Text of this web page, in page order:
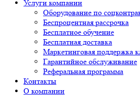
Услуги компании
Оборудование по
Беспроцентная рассрочка
Бесплатное обучение
Бесплатная доставка
Маркетинговая поддержка
Гарантийное обслуживание
Реферальная программа
Контакты
О компании